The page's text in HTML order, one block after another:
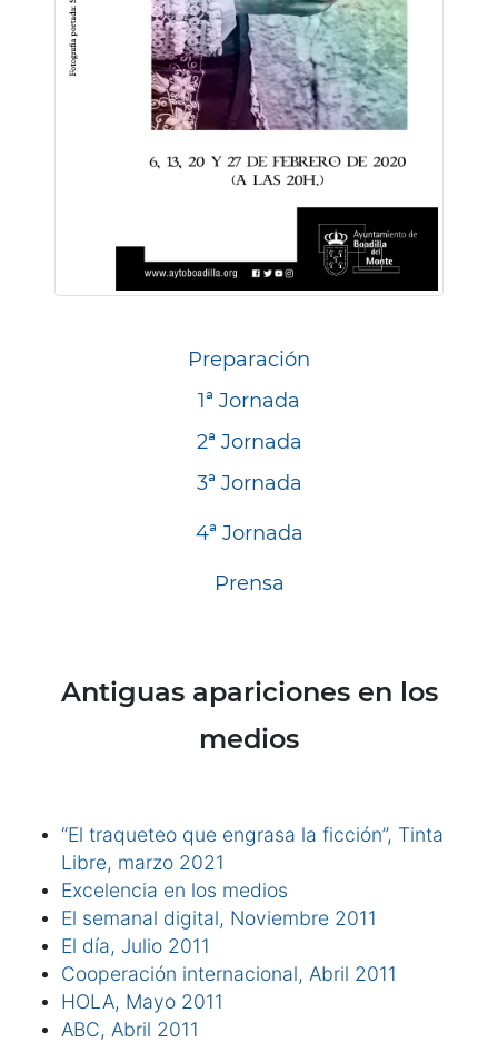
Preparación
1ª Jornada
2ª Jornada
3ª Jornada
4ª Jornada
Prensa
Antiguas apariciones en los
medios
“El traqueteo que engrasa la ficción”, Tinta
Libre, marzo 2021
Excelencia en los medios
El semanal digital, Noviembre 2011
El día, Julio 2011
Cooperación internacional, Abril 2011
HOLA, Mayo 2011
ABC, Abril 2011